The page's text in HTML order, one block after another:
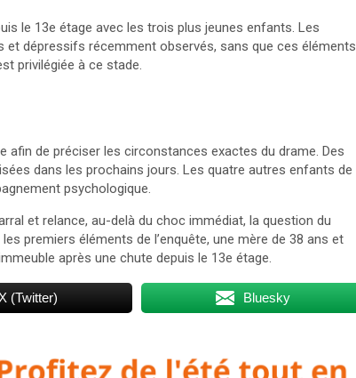
le 13e étage avec les trois plus jeunes enfants. Les
dépressifs récemment observés, sans que ces éléments
privilégiée à ce stade.
afin de préciser les circonstances exactes du drame. Des
dans les prochains jours. Les quatre autres enfants de
psychologique.
et relance, au-delà du choc immédiat, la question du
premiers éléments de l’enquête, une mère de 38 ans et
après une chute depuis le 13e étage.
(Twitter) Bluesky